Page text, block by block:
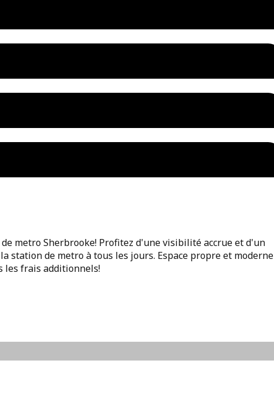
metro Sherbrooke! Profitez d'une visibilité accrue et d'un
de metro à tous les jours. Espace propre et moderne
les frais additionnels!